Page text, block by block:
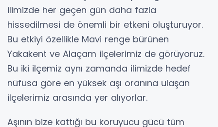
ilimizde her geçen gün daha fazla
hissedilmesi de önemli bir etkeni oluşturuyor.
Bu etkiyi özellikle Mavi renge bürünen
Yakakent ve Alaçam ilçelerimiz de görüyoruz.
Bu iki ilçemiz aynı zamanda ilimizde hedef
nüfusa göre en yüksek aşı oranına ulaşan
ilçelerimiz arasında yer alıyorlar.
Aşının bize kattığı bu koruyucu gücü tüm